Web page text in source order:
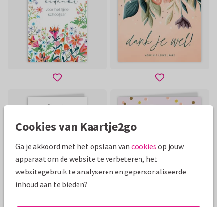
Cookies van Kaartje2go
Ga je akkoord met het opslaan van cookies op jouw
apparaat om de website te verbeteren, het
websitegebruik te analyseren en gepersonaliseerde
inhoud aan te bieden?